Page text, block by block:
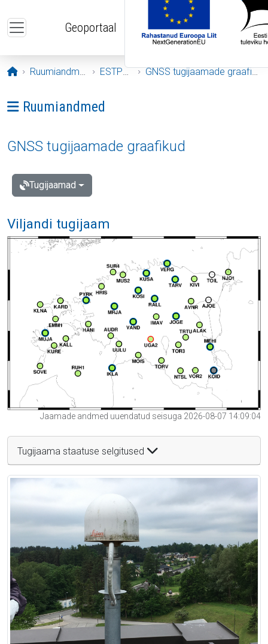
Geoportaal
Avaleht
Ruumiandmed ESTPOS GNSS tugijaamade graafikud
Ava menüü: Ruumiandmed
Ruumiandmed
GNSS tugijaamade graafikud
Tugijaamad
Viljandi tugijaam
Jaamade andmed uuendatud seisuga 2026-08-07 14:09:04
Tugijaama staatuse selgitused